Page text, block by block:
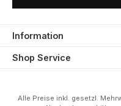
Information
Shop Service
Alle Preise inkl. gesetzl.